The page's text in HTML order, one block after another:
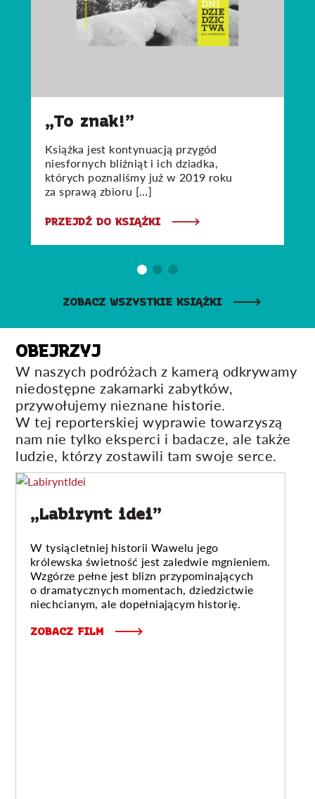
„To znak!”
Książka jest kontynuacją przygód
niesfornych bliźniąt i ich dziadka,
których poznaliśmy już w 2019 roku
za sprawą zbioru […]
PRZEJDŹ DO KSIĄŻKI
ZOBACZ WSZYSTKIE KSIĄŻKI
OBEJRZYJ
W naszych podróżach z kamerą odkrywamy
niedostępne zakamarki zabytków,
przywołujemy nieznane historie.
W tej reporterskiej wyprawie towarzyszą
nam nie tylko eksperci i badacze, ale także
ludzie, którzy zostawili tam swoje serce.
„Labirynt idei”
W tysiącletniej historii Wawelu jego
królewska świetność jest zaledwie mgnieniem.
Wzgórze pełne jest blizn przypominających
o dramatycznych momentach, dziedzictwie
niechcianym, ale dopełniającym historię.
ZOBACZ FILM